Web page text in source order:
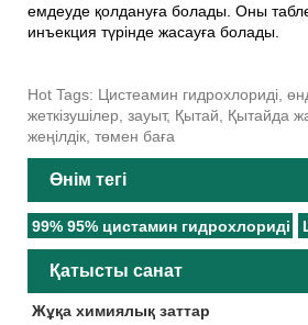
емдеуде қолдануға болады. Оны
инъекция түрінде жасауға болады.
Hot Tags: Цистеамин гидрохлориді,
жеткізушілер, зауыт, Қытай, Қытайда
жеңілдік, төмен баға
Өнім тегі
99% 95% цистамин гидрохлориді
Қатысты санат
Жұқа химиялық заттар